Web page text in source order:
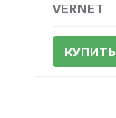
VERNET
КУПИТЬ